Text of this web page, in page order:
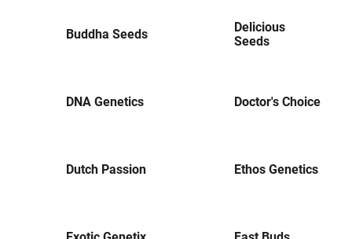
Buddha Seeds
Delicious
Seeds
DNA Genetics Doctor's Choice
Dutch Passion Ethos Genetics